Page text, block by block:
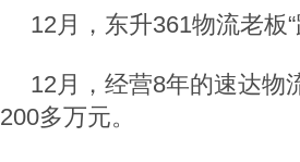
12月，东升361物流老板
12月，经营8年的速达物
200多万元。